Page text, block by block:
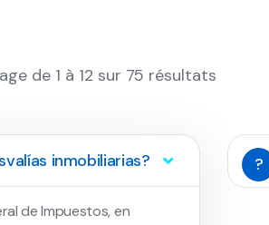
de 1 à 12 sur 75 résultats
inmobiliarias?
de Impuestos, en
?